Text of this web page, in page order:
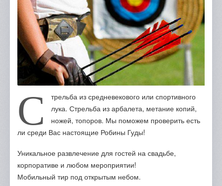
Отзывы
Портфолио
Контакты
С
трельба из средневекового или спортивного
лука. Стрельба из арбалета, метание копий,
ножей, топоров. Мы поможем проверить есть
ли среди Вас настоящие Робины Гуды!
Уникальное развлечение для гостей на свадьбе,
корпоративе и любом мероприятии!
Мобильный тир под открытым небом.